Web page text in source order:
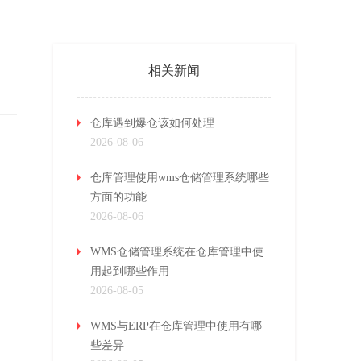
相关新闻
仓库遇到爆仓该如何处理
2026-08-06
仓库管理使用wms仓储管理系统哪些
方面的功能
2026-08-06
WMS仓储管理系统在仓库管理中使
用起到哪些作用
2026-08-05
WMS与ERP在仓库管理中使用有哪
些差异